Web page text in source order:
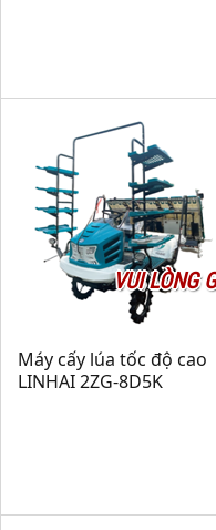
VUI LÒNG
Máy cấy lúa tốc độ cao
LINHAI 2ZG-8D5K